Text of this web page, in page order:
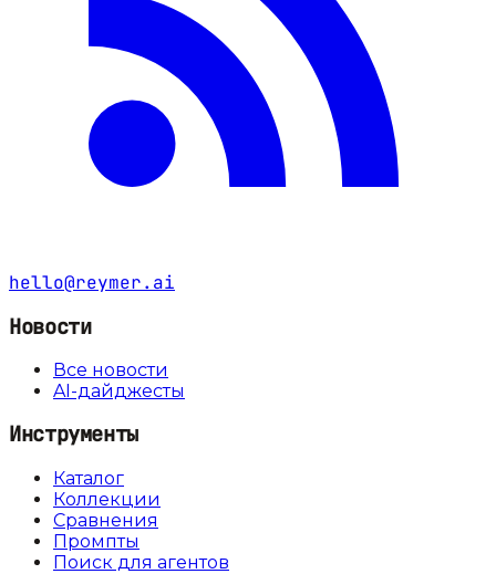
hello@reymer.ai
Новости
Все новости
AI-дайджесты
Инструменты
Каталог
Коллекции
Сравнения
Промпты
Поиск для агентов